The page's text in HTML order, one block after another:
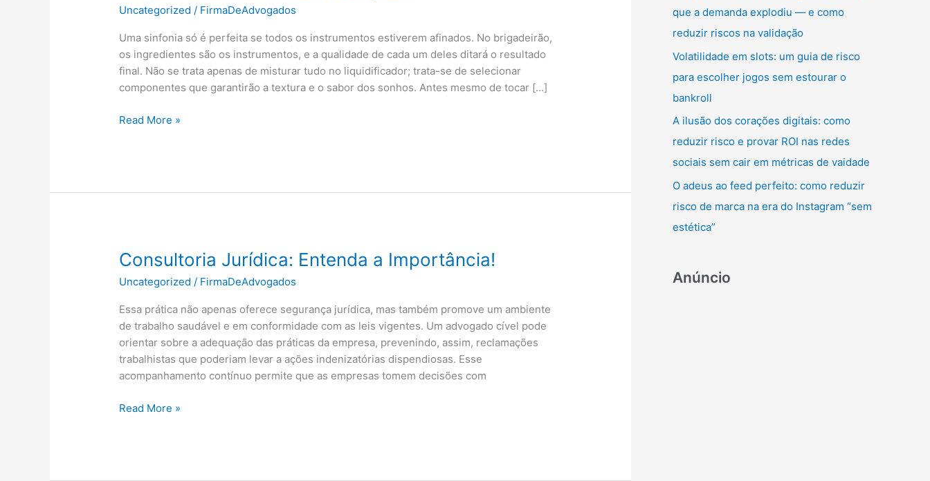
Uncategorized / FirmaDeAdvogados
Uma sinfonia só é perfeita se todos os instrumentos estiverem afinados. No brigadeirão,
os ingredientes são os instrumentos, e a qualidade de cada um deles ditará o resultado
final. Não se trata apenas de misturar tudo no liquidificador; trata-se de selecionar
componentes que garantirão a textura e o sabor dos sonhos. Antes mesmo de tocar […]
Entenda
análise
sensorial
Cores
Temperos
Read More »
Consultoria Jurídica: Entenda a Importância!
Uncategorized / FirmaDeAdvogados
Essa prática não apenas oferece segurança jurídica, mas também promove um ambiente
de trabalho saudável e em conformidade com as leis vigentes. Um advogado cível pode
orientar sobre a adequação das práticas da empresa, prevenindo, assim, reclamações
trabalhistas que poderiam levar a ações indenizatórias dispendiosas. Esse
acompanhamento contínuo permite que as empresas tomem decisões com
Consultoria
Read More »
p
o
r
:
que a demanda explodiu — e como
reduzir riscos na validação
Volatilidade em slots: um guia de risco
para escolher jogos sem estourar o
bankroll
A ilusão dos corações digitais: como
reduzir risco e provar ROI nas redes
sociais sem cair em métricas de vaidade
O adeus ao feed perfeito: como reduzir
risco de marca na era do Instagram “sem
estética”
Anúncio